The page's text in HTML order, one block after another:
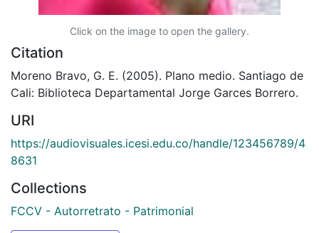
Click on the image to open the gallery.
Citation
Moreno Bravo, G. E. (2005). Plano medio. Santiago de
Cali: Biblioteca Departamental Jorge Garces Borrero.
URI
https://audiovisuales.icesi.edu.co/handle/123456789/4
8631
Collections
FCCV - Autorretrato - Patrimonial